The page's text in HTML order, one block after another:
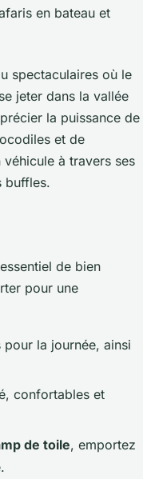
en bateau et
spectaculaires où le
jeter dans la vallée
la puissance de
et de
à travers ses
buffles.
de bien
pour une
la journée, ainsi
confortables et
de toile, emportez